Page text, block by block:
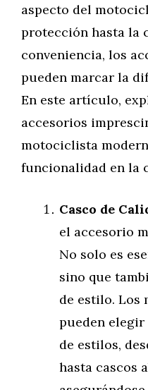
aspecto del
protección hasta la
conveniencia, los
pueden marcar la
En este artículo,
accesorios
motociclista
funcionalidad en la
Casco de
el accesorio
No solo es
sino que
de estilo. Los
pueden elegir
de estilos,
hasta cascos